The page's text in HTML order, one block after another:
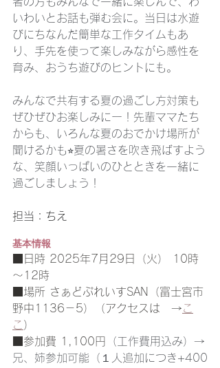
いわいとお話も弾む会に。当日は水遊
びにちなんだ簡単な工作タイムもあ
り、手先を使って楽しみながら感性を
育み、おうち遊びのヒントにも。
みんなで共有する夏の過ごし方対策も
ぜひぜひお楽しみにー！先輩ママたち
からも、いろんな夏のおでかけ場所が
聞けるかも⭐︎夏の暑さを吹き飛ばすよう
な、笑顔いっぱいのひとときを一緒に
過ごしましょう！
担当：ちえ
基本情報
■日時 2025年7月29日（火） 10時
～12時
■場所 さぁどぷれいすSAN（富士宮市
野中1136－5）（アクセスは　→こ
こ ）
■参加費 1,100円
（工作費用込み）→
兄、姉参加可能（１人追加につき+400